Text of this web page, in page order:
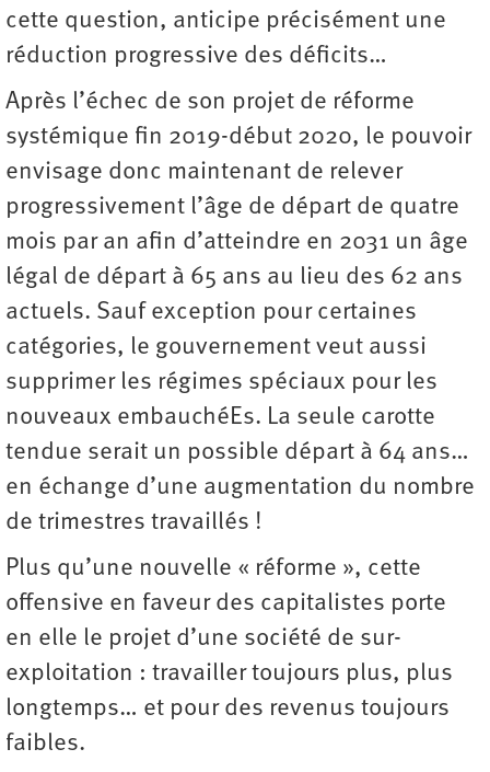
cette question, anticipe précisément une
réduction progressive des déficits…
Après l’échec de son projet de réforme
systémique fin 2019-début 2020, le pouvoir
envisage donc maintenant de relever
progressivement l’âge de départ de quatre
mois par an afin d’atteindre en 2031 un âge
légal de départ à 65 ans au lieu des 62 ans
actuels. Sauf exception pour certaines
catégories, le gouvernement veut aussi
supprimer les régimes spéciaux pour les
nouveaux embauchéEs. La seule carotte
tendue serait un possible départ à 64 ans…
en échange d’une augmentation du nombre
de trimestres travaillés !
Plus qu’une nouvelle « réforme », cette
offensive en faveur des capitalistes porte
en elle le projet d’une société de sur-
exploitation : travailler toujours plus, plus
longtemps… et pour des revenus toujours
faibles.